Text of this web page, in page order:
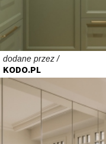
dodane przez /
KODO.PL